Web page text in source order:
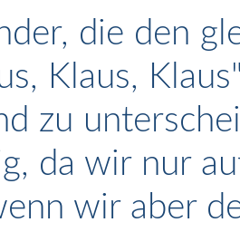
die den
Klaus,
zu
da wir nur
wir aber